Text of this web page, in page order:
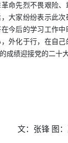
命先烈不畏艰险
大家纷纷表示此
今后的学习工作
外化于行，在自己
成绩迎接党的二十
：张锋 图